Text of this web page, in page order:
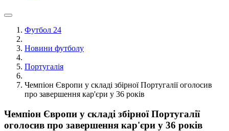
Футбол 24
Новини футболу
Португалія
Чемпіон Європи у складі збірної Португалії оголосив
про завершення кар'єри у 36 років
Чемпіон Європи у складі збірної Португалії
оголосив про завершення кар'єри у 36 років